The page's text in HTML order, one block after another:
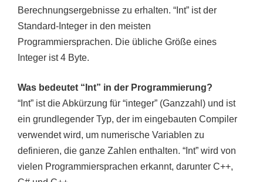
Berechnungsergebnisse zu erhalten. “Int” ist der
Standard-Integer in den meisten
Programmiersprachen. Die übliche Größe eines
Integer ist 4 Byte.
Was bedeutet “Int” in der Programmierung?
“Int” ist die Abkürzung für “integer” (Ganzzahl) und ist
ein grundlegender Typ, der im eingebauten Compiler
verwendet wird, um numerische Variablen zu
definieren, die ganze Zahlen enthalten. “Int” wird von
vielen Programmiersprachen erkannt, darunter C++,